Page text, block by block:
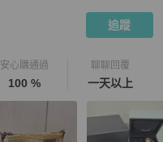
追蹤
安心購通過
100 %
聊聊回覆
一天以上